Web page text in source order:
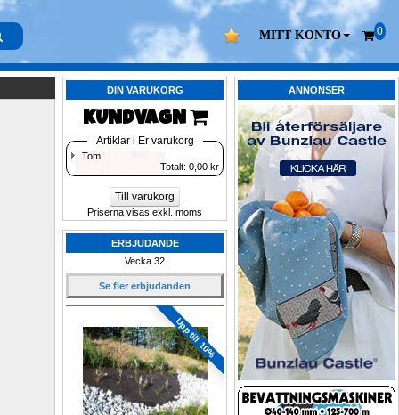
MITT KONTO 0
ANNONSER
DIN VARUKORG
KUNDVAGN
Artiklar i Er varukorg
Tom
Totalt: 0,00 kr
Till varukorg
Priserna visas exkl. moms
ERBJUDANDE
Vecka 32
Se fler erbjudanden
Upp till 10%